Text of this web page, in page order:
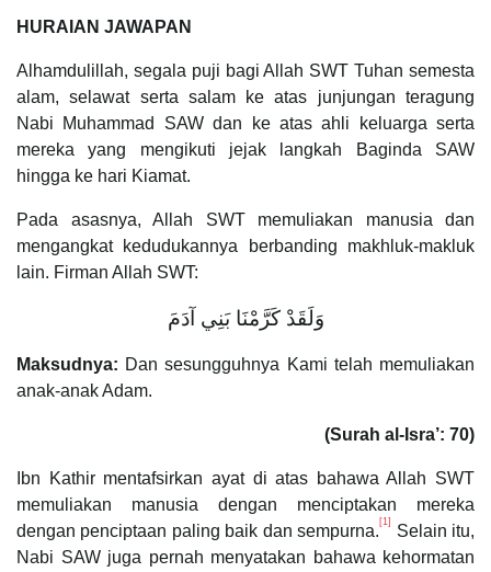
HURAIAN JAWAPAN
Alhamdulillah, segala puji bagi Allah SWT Tuhan semesta
alam, selawat serta salam ke atas junjungan teragung
Nabi Muhammad SAW dan ke atas ahli keluarga serta
mereka yang mengikuti jejak langkah Baginda SAW
hingga ke hari Kiamat.
Pada asasnya, Allah SWT memuliakan manusia dan
mengangkat kedudukannya berbanding makhluk-makluk
lain. Firman Allah SWT:
وَلَقَدْ كَرَّمْنَا بَنِي آدَمَ
Maksudnya: Dan sesungguhnya Kami telah memuliakan
anak-anak Adam.
(Surah al-Isra’: 70)
Ibn Kathir mentafsirkan ayat di atas bahawa Allah SWT
memuliakan manusia dengan menciptakan mereka
dengan penciptaan paling baik dan sempurna.[1]
Selain itu,
Nabi SAW juga pernah menyatakan bahawa kehormatan